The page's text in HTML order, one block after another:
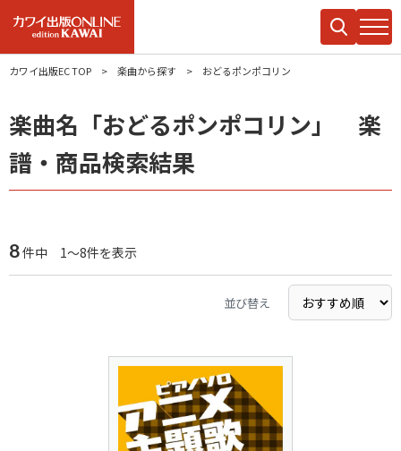
カワイ出版EC TOP 楽曲から探す おどるポンポコリン
楽曲名「おどるポンポコリン」 楽
譜・商品検索結果
8件中 1～8件を表示
並び替え